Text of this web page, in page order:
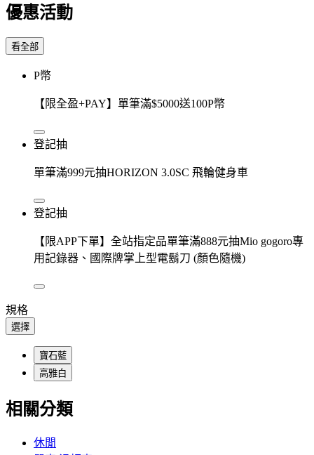
優惠活動
看全部
P幣
【限全盈+PAY】單筆滿$5000送100P幣
登記抽
單筆滿999元抽HORIZON 3.0SC 飛輪健身車
登記抽
【限APP下單】全站指定品單筆滿888元抽Mio gogoro專
用記錄器、國際牌掌上型電鬍刀 (顏色隨機)
規格
選擇
寶石藍
高雅白
相關分類
休閒